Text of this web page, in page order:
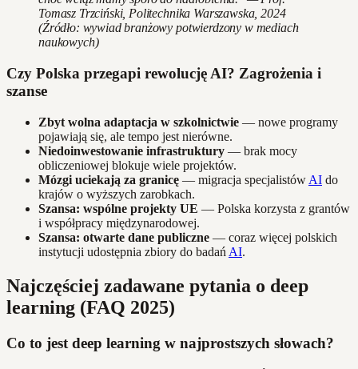
Tomasz Trzciński, Politechnika Warszawska, 2024
(Źródło: wywiad branżowy potwierdzony w mediach
naukowych)
Czy Polska przegapi rewolucję AI? Zagrożenia i
szanse
Zbyt wolna adaptacja w szkolnictwie — nowe programy
pojawiają się, ale tempo jest nierówne.
Niedoinwestowanie infrastruktury — brak mocy
obliczeniowej blokuje wiele projektów.
Mózgi uciekają za granicę — migracja specjalistów AI do
krajów o wyższych zarobkach.
Szansa: wspólne projekty UE — Polska korzysta z grantów
i współpracy międzynarodowej.
Szansa: otwarte dane publiczne — coraz więcej polskich
instytucji udostępnia zbiory do badań AI.
Najczęściej zadawane pytania o deep
learning (FAQ 2025)
Co to jest deep learning w najprostszych słowach?